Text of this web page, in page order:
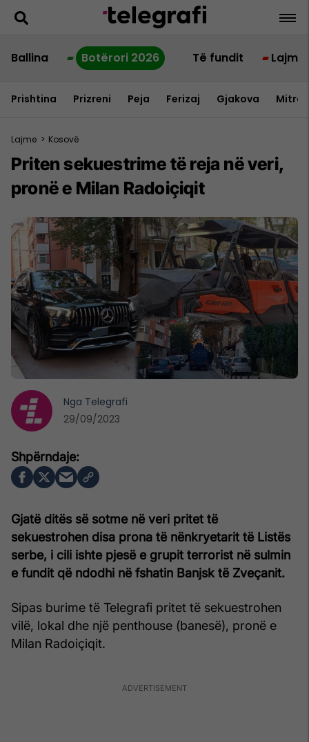
Ballina Botërori 2026 Të fundit Lajme
Prishtina Prizreni Peja Ferizaj Gjakova
Lajme > Kosovë
Priten sekuestrime të reja në veri,
pronë e Milan Radoiçiqit
Gjatë ditës së sotme në veri pritet të
sekuestrohen disa prona të nënkryetarit të Listës
serbe, i cili ishte pjesë e grupit terrorist në sulmin
e fundit që ndodhi në fshatin Banjsk të Zveçanit.
Sipas burime të Telegrafi pritet të sekuestrohen
vilë, lokal dhe një penthouse (banesë), pronë e
Milan Radoiçiqit.
Nga Telegrafi
29/09/2023